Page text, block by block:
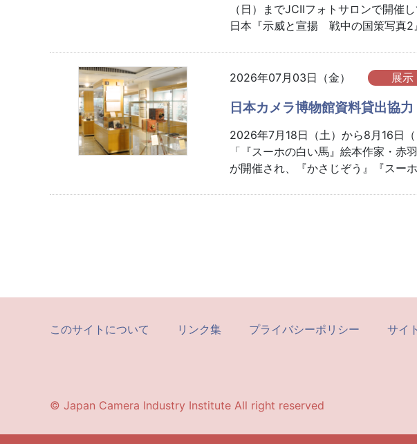
（日）までJCIIフォトサロンで開催
日本『示威と宣揚 戦中の国策写真2
2026年07月03日（金） 展示
日本カメラ博物館資料貸出協
2026年7月18日（土）から8月16日
「『スーホの白い馬』絵本作家・赤
が開催され、『かさじぞう』『スー
このサイトについて リンク集 プライバシーポリシー サイ
© Japan Camera Industry Institute All right reserved